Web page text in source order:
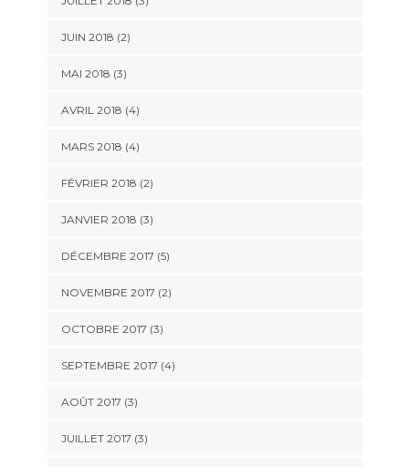
JUIN 2018 (2)
MAI 2018 (3)
AVRIL 2018 (4)
MARS 2018 (4)
FÉVRIER 2018 (2)
JANVIER 2018 (3)
DÉCEMBRE 2017 (5)
NOVEMBRE 2017 (2)
OCTOBRE 2017 (3)
SEPTEMBRE 2017 (4)
AOÛT 2017 (3)
JUILLET 2017 (3)